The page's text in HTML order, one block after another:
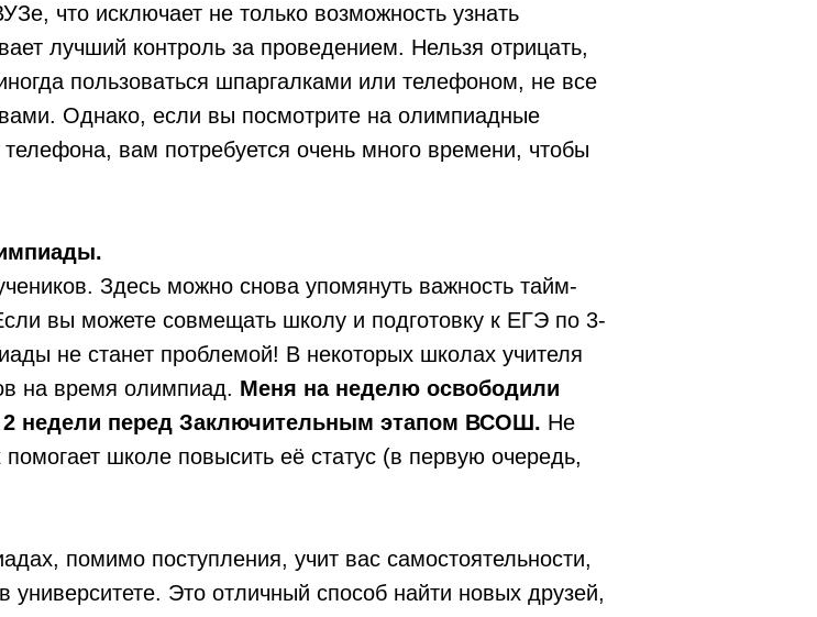
что исключает не только возможность узнать
лучший контроль за проведением. Нельзя отрицать,
пользоваться шпаргалками или телефоном, не все
Однако, если вы посмотрите на олимпиадные
вам потребуется очень много времени, чтобы
Здесь можно снова упомянуть важность тайм-
вы можете совмещать школу и подготовку к ЕГЭ по 3-
не станет проблемой! В некоторых школах учителя
на время олимпиад. Меня на неделю освободили
недели перед Заключительным этапом ВСОШ. Не
школе повысить её статус (в первую очередь,
помимо поступления, учит вас самостоятельности,
Это отличный способ найти новых друзей,
По всем вопросам Наверх ↑